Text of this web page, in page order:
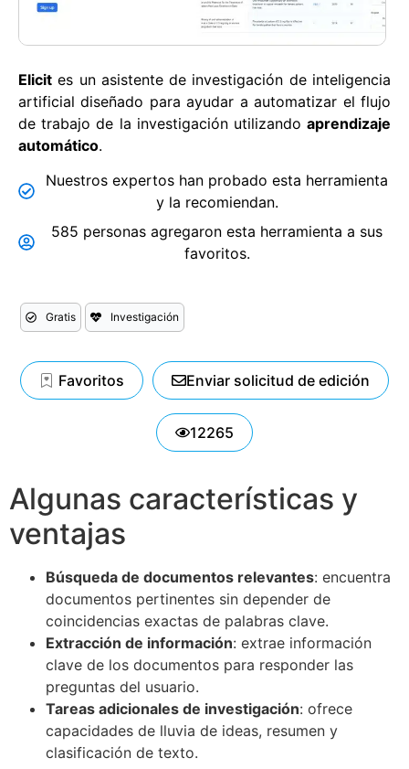
Elicit es un asistente de investigación de inteligencia
artificial diseñado para ayudar a automatizar el flujo
de trabajo de la investigación utilizando aprendizaje
automático.
Nuestros expertos han probado esta herramienta
y la recomiendan.
585 personas agregaron esta herramienta a sus
favoritos.
Gratis Investigación
Favoritos Enviar solicitud de edición
12265
Algunas características y
ventajas
Búsqueda de documentos relevantes: encuentra
documentos pertinentes sin depender de
coincidencias exactas de palabras clave.
Extracción de información: extrae información
clave de los documentos para responder las
preguntas del usuario.
Tareas adicionales de investigación: ofrece
capacidades de lluvia de ideas, resumen y
clasificación de texto.